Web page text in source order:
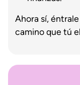
Ahora sí,
camino que tú